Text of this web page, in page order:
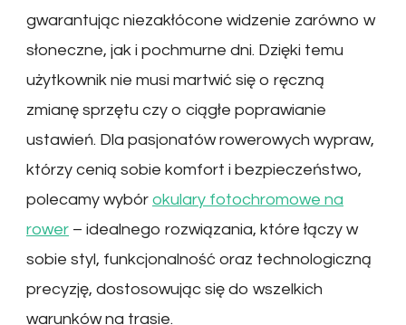
gwarantując niezakłócone widzenie zarówno w
słoneczne, jak i pochmurne dni. Dzięki temu
użytkownik nie musi martwić się o ręczną
zmianę sprzętu czy o ciągłe poprawianie
ustawień. Dla pasjonatów rowerowych wypraw,
którzy cenią sobie komfort i bezpieczeństwo,
polecamy wybór okulary fotochromowe na
rower – idealnego rozwiązania, które łączy w
sobie styl, funkcjonalność oraz technologiczną
precyzję, dostosowując się do wszelkich
warunków na trasie.